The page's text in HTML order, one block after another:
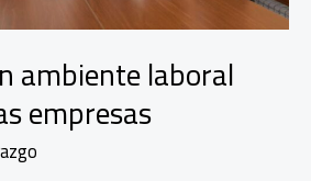
ambiente laboral
empresas